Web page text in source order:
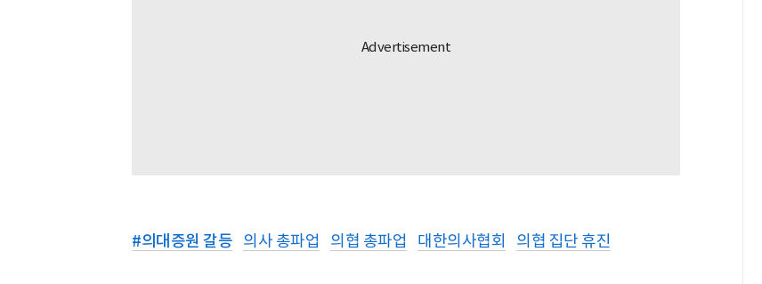
#의대증원 갈등 의사 총파업 의협 총파업 대한의사협회 의협 집단 휴진